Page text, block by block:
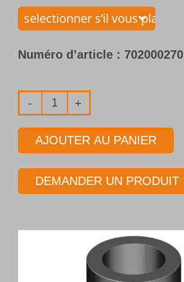
Numéro d’article : 702000270
quantité
de
Foret
lèvre
forage
brasée
AJOUTER AU PANIER
DEMANDER UN PRODUIT